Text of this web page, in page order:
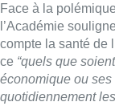
Face à la
l’Académie
compte la santé de
ce “quels que
économique ou
quotidiennement